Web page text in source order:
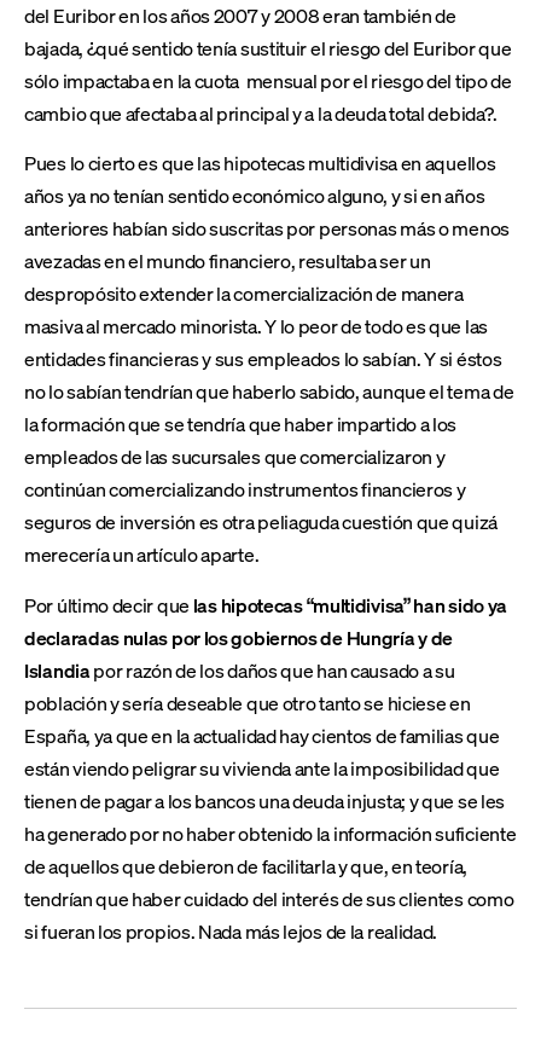
del Euribor en los años 2007 y 2008 eran también de
bajada, ¿qué sentido tenía sustituir el riesgo del Euribor que
sólo impactaba en la cuota mensual por el riesgo del tipo de
cambio que afectaba al principal y a la deuda total debida?.
Pues lo cierto es que las hipotecas multidivisa en aquellos
años ya no tenían sentido económico alguno, y si en años
anteriores habían sido suscritas por personas más o menos
avezadas en el mundo financiero, resultaba ser un
despropósito extender la comercialización de manera
masiva al mercado minorista. Y lo peor de todo es que las
entidades financieras y sus empleados lo sabían. Y si éstos
no lo sabían tendrían que haberlo sabido, aunque el tema de
la formación que se tendría que haber impartido a los
empleados de las sucursales que comercializaron y
continúan comercializando instrumentos financieros y
seguros de inversión es otra peliaguda cuestión que quizá
merecería un artículo aparte.
Por último decir que las hipotecas “multidivisa” han sido ya
declaradas nulas por los gobiernos de Hungría y de
Islandiapor razón de los daños que han causado a su
población y sería deseable que otro tanto se hiciese en
España, ya que en la actualidad hay cientos de familias que
están viendo peligrar su vivienda ante la imposibilidad que
tienen de pagar a los bancos una deuda injusta; y que se les
ha generado por no haber obtenido la información suficiente
de aquellos que debieron de facilitarla y que, en teoría,
tendrían que haber cuidado del interés de sus clientes como
si fueran los propios. Nada más lejos de la realidad.